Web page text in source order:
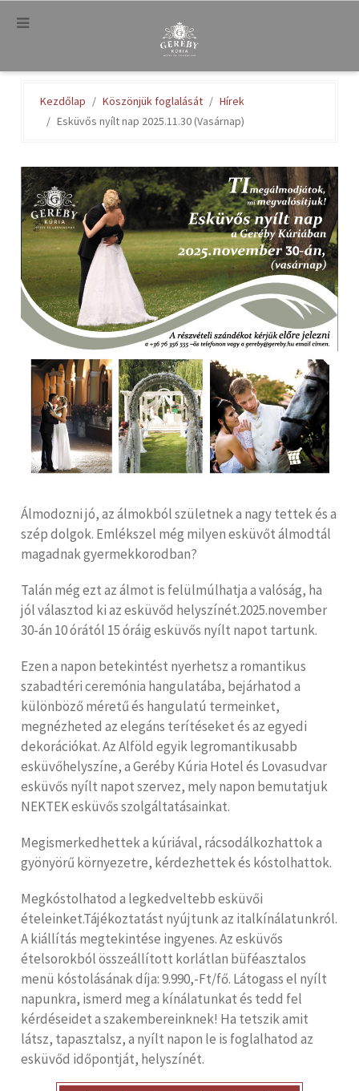
.
Kezdőlap Köszönjük foglalását
Hírek
Esküvős nyílt nap 2025.11.30 (Vasárnap)
Álmodozni jó, az álmokból születnek a nagy tettek és a
szép dolgok. Emlékszel még milyen esküvőt álmodtál
magadnak gyermekkorodban?
Talán még ezt az álmot is felülmúlhatja a valóság, ha
jól választod ki az esküvőd helyszínét.2025.november
30-án 10 órától 15 óráig esküvős nyílt napot tartunk.
Ezen a napon betekintést nyerhetsz a romantikus
szabadtéri ceremónia hangulatába, bejárhatod a
különböző méretű és hangulatú termeinket,
megnézheted az elegáns terítéseket és az egyedi
dekorációkat. Az Alföld egyik legromantikusabb
esküvőhelyszíne, a Geréby Kúria Hotel és Lovasudvar
esküvős nyílt napot szervez, mely napon bemutatjuk
NEKTEK esküvős szolgáltatásainkat.
Megismerkedhettek a kúriával, rácsodálkozhattok a
gyönyörű környezetre, kérdezhettek és kóstolhattok.
Megkóstolhatod a legkedveltebb esküvői
ételeinket.Tájékoztatást nyújtunk az italkínálatunkról.
A kiállítás megtekintése ingyenes. Az esküvős
ételsorokból összeállított korlátlan büféasztalos
menü kóstolásának díja: 9.990,-Ft/fő. Látogass el nyílt
napunkra, ismerd meg a kínálatunkat és tedd fel
kérdéseidet a szakembereinknek! Ha tetszik amit
látsz, tapasztalsz, a nyílt napon le is foglalhatod az
esküvőd időpontját, helyszínét.